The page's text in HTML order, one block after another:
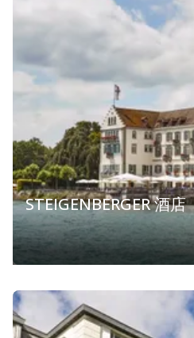
STEIGENBERGER 酒店